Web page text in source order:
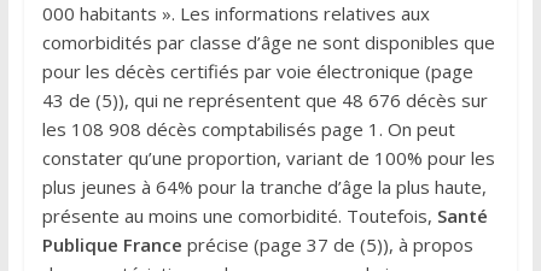
000 habitants ». Les informations relatives aux
comorbidités par classe d’âge ne sont disponibles que
pour les décès certifiés par voie électronique (page
43 de (5)), qui ne représentent que 48 676 décès sur
les 108 908 décès comptabilisés page 1. On peut
constater qu’une proportion, variant de 100% pour les
plus jeunes à 64% pour la tranche d’âge la plus haute,
présente au moins une comorbidité. Toutefois, Santé
Publique France précise (page 37 de (5)), à propos